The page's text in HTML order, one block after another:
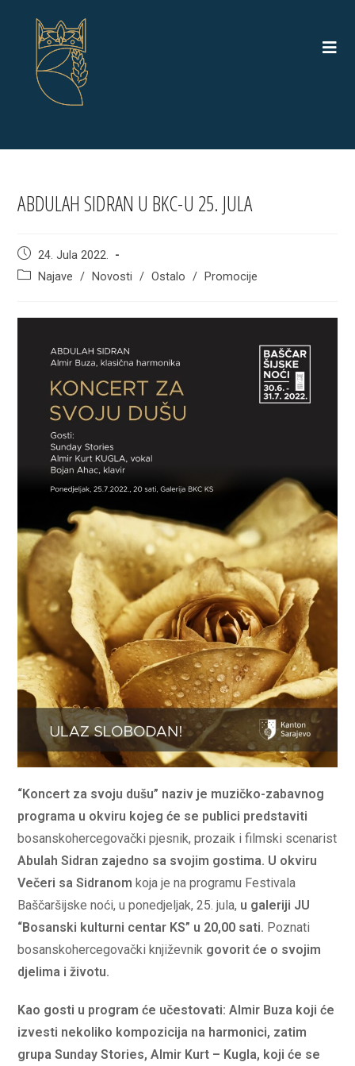
ABDULAH SIDRAN U BKC-U 25. JULA
Post
published:
24. Jula 2022.
PostNajave / Novosti / Ostalo / Promocije
“Koncert za svoju dušu” naziv je muzičko-zabavnog
programa u okviru kojeg će se publici predstaviti
bosanskohercegovački pjesnik, prozaik i filmski scenarist
Abulah Sidran zajedno sa svojim gostima. U okviru
Večeri sa Sidranomkoja je na programu Festivala
Baščaršijske noći, u ponedjeljak, 25. jula, u galeriji JU
“Bosanski kulturni centar KS” u 20,00 sati. Poznati
bosanskohercegovački književnik govorit će o svojim
djelima i životu.
Kao gosti u program će učestovati: Almir Buza koji će
izvesti nekoliko kompozicija na harmonici, zatim
grupa Sunday Stories, Almir Kurt – Kugla, koji će se